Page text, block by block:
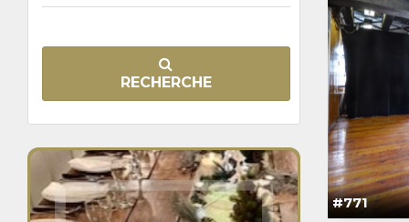
RECHERCHE
#771